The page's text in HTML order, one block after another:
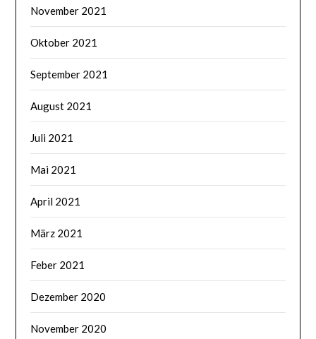
November 2021
Oktober 2021
September 2021
August 2021
Juli 2021
Mai 2021
April 2021
März 2021
Feber 2021
Dezember 2020
November 2020